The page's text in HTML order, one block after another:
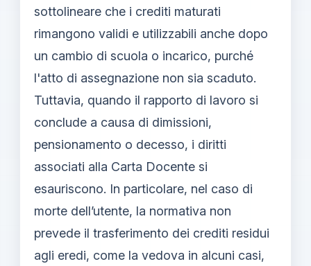
sottolineare che i crediti maturati
rimangono validi e utilizzabili anche dopo
un cambio di scuola o incarico, purché
l'atto di assegnazione non sia scaduto.
Tuttavia, quando il rapporto di lavoro si
conclude a causa di dimissioni,
pensionamento o decesso, i diritti
associati alla Carta Docente si
esauriscono. In particolare, nel caso di
morte dell’utente, la normativa non
prevede il trasferimento dei crediti residui
agli eredi, come la vedova in alcuni casi,